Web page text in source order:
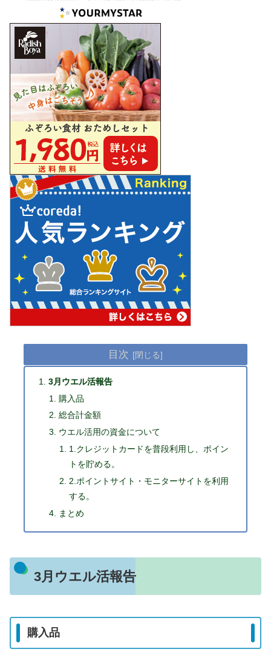
目次
3月ウエル活報告
購入品
総合計金額
ウエル活用の資金について
1.クレジットカードを普段利用し、ポイン
トを貯める。
2.ポイントサイト・モニターサイトを利用
する。
まとめ
3月ウエル活報告
購入品